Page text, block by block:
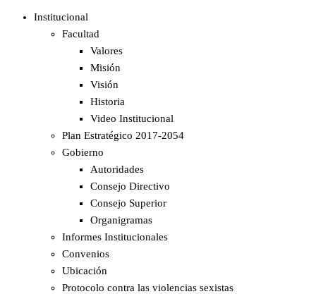
Institucional
Facultad
Valores
Misión
Visión
Historia
Video Institucional
Plan Estratégico 2017-2054
Gobierno
Autoridades
Consejo Directivo
Consejo Superior
Organigramas
Informes Institucionales
Convenios
Ubicación
Protocolo contra las violencias sexistas